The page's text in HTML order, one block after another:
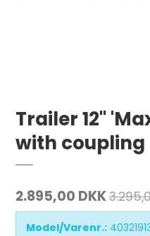
Trailer 12"
with coupling
2.895,00 DKK
Model/Varenr.: